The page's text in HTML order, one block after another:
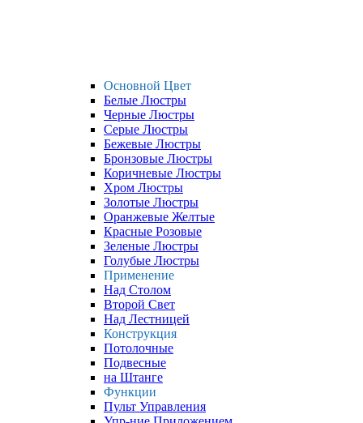
Основной Цвет
Белые Люстры
Черные Люстры
Серые Люстры
Бежевые Люстры
Бронзовые Люстры
Коричневые Люстры
Хром Люстры
Золотые Люстры
Оранжевые Желтые
Красные Розовые
Зеленые Люстры
Голубые Люстры
Применение
Над Столом
Второй Свет
Над Лестницей
Конструкция
Потолочные
Подвесные
на Штанге
Функции
Пульт Управления